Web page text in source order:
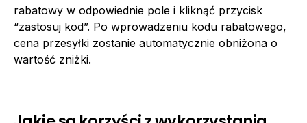
rabatowy w odpowiednie pole i kliknąć przycisk
“zastosuj kod”. Po wprowadzeniu kodu rabatowego,
cena przesyłki zostanie automatycznie obniżona o
wartość zniżki.